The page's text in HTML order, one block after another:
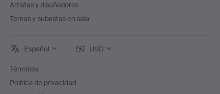
Artistas y diseñadores
Temas y subastas en sala
Español USD
Términos
Política de privacidad